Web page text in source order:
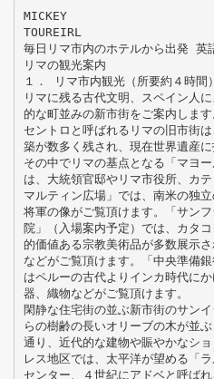
MICKEY
TOUREIRL
毎日リマ市内のホテルから出発 英
リマの観光案内
１． リマ市内観光（所要約４時間）
リマに残る古代文明、スペイン人
的な町並みの新市街をご案内します
セントロと呼ばれるリマの旧市街
築が数多く残され、現在世界遺産に
その中でリマの基点となる「マヨ
は、大統領官邸やリマ市役所、カ
マルティン広場」では、南米の独
将軍の像がご覧頂けます。「サン
院」（入場案内予定）では、カタ
的価値ある宗教美術品が多数展示
などがご覧頂けます。「中央準備
はペルーの古代よりインカ時代に
器、織物などがご覧頂けます。
閑静な住宅街の並ぶ新市街のサン
らの樹齢の長いオリーブの木が並
通り、近代的な建物や賑やかなシ
レス地区では、太平洋が望める「
センター、４世紀にアドベと呼ば